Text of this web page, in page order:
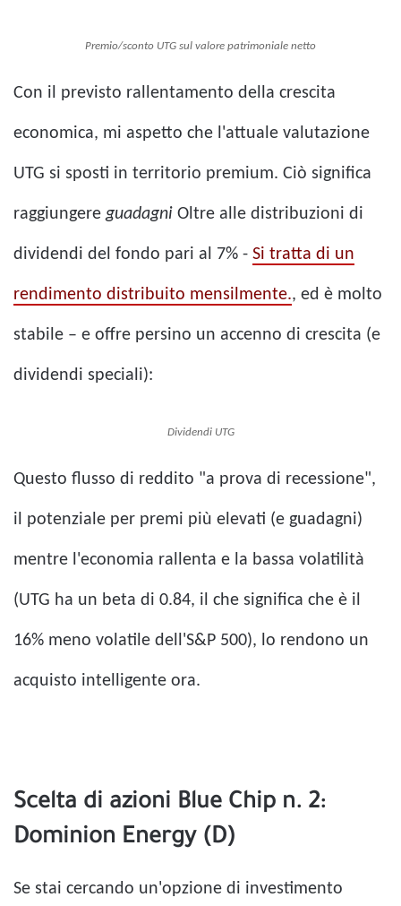
Premio/sconto UTG sul valore patrimoniale netto
Con il previsto rallentamento della crescita
economica, mi aspetto che l'attuale valutazione
UTG si sposti in territorio premium. Ciò significa
raggiungereguadagni Oltre alle distribuzioni di
dividendi del fondo pari al 7% - Si tratta di un
rendimento distribuito mensilmente., ed è molto
stabile – e offre persino un accenno di crescita (e
dividendi speciali):
Dividendi UTG
Questo flusso di reddito "a prova di recessione",
il potenziale per premi più elevati (e guadagni)
mentre l'economia rallenta e la bassa volatilità
(UTG ha un beta di 0.84, il che significa che è il
16% meno volatile dell'S&P 500), lo rendono un
acquisto intelligente ora.
Scelta di azioni Blue Chip n. 2:
Dominion Energy (D)
Se stai cercando un'opzione di investimento